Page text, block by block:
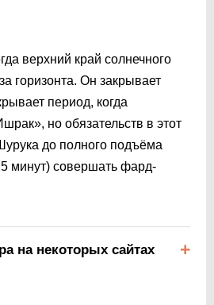
верхний край солнечного
горизонта. Он закрывает
период, когда
но обязательств в этот
до полного подъёма
минут) совершать фард-
на некоторых сайтах